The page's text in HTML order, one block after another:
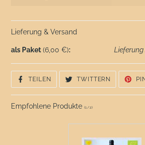
Lieferung & Versand
als Paket (6,00 €): Lieferung
TEILENAUF
FACEBOOK
TEILEN
TWITTERN
TWITTER
TWITTERN
Empfohlene Produkte (1/2)